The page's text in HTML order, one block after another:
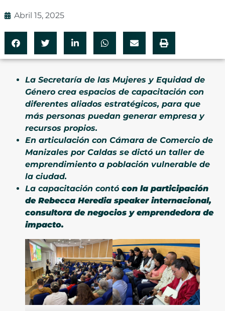
Abril 15, 2025
La Secretaría de las Mujeres y Equidad de
Género crea espacios de capacitación con
diferentes aliados estratégicos, para que
más personas puedan generar empresa y
recursos propios.
En articulación con Cámara de Comercio de
Manizales por Caldas se dictó un taller de
emprendimiento a población vulnerable de
la ciudad.
La capacitación contó con la participación
de Rebecca Heredia speaker internacional,
consultora de negocios y emprendedora de
impacto.